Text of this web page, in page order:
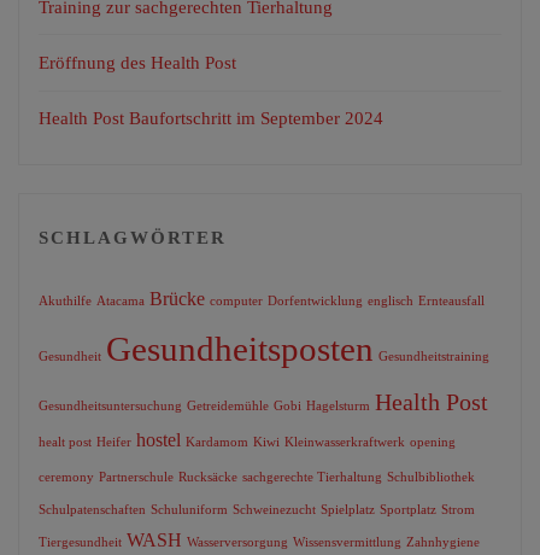
Training zur sachgerechten Tierhaltung
Eröffnung des Health Post
Health Post Baufortschritt im September 2024
SCHLAGWÖRTER
Akuthilfe Atacama Brücke computer Dorfentwicklung englisch Ernteausfall
Gesundheit Gesundheitsposten Gesundheitstraining
Gesundheitsuntersuchung Getreidemühle Gobi Hagelsturm Health Post
healt post Heifer hostel Kardamom Kiwi Kleinwasserkraftwerk opening
ceremony Partnerschule Rucksäcke sachgerechte Tierhaltung Schulbibliothek
Schulpatenschaften Schuluniform Schweinezucht Spielplatz Sportplatz Strom
Tiergesundheit WASH Wasserversorgung Wissensvermittlung Zahnhygiene